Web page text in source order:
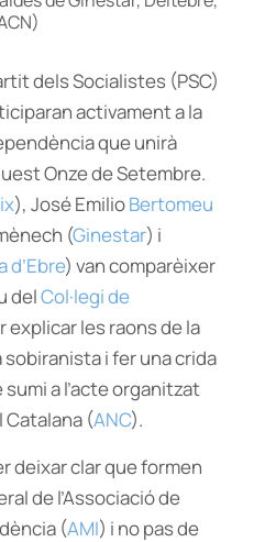
dels Socialistes (PSC)
activament a la
que unirà
Onze de Setembre.
), José EmilioBertomeu
(Ginestar) i
d’Ebre) van comparèixer
delCol·legi de
explicar les raons de la
sobiranista i fer una crida
a l’acte organitzat
Catalana (ANC).
deixar clar que formen
de l’Associació de
(AMI) i no pas de